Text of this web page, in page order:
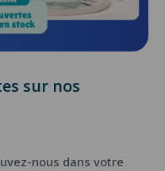
sur nos
nous dans votre